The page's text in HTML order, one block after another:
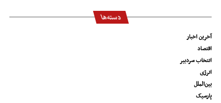
دسته‌ها
آخرین اخبار
اقتصاد
انتخاب سردبیر
انرژی
بین‌الملل
پارسیک